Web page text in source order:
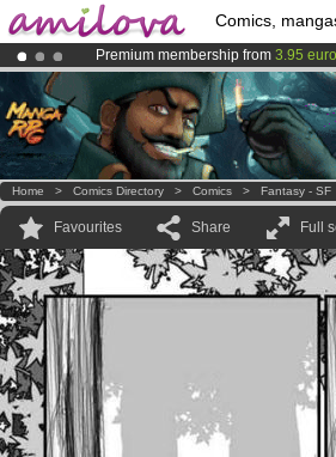
Comics,
Premium membership from 3.95
Already 100000membersand 1000
AmilovaKickstarter is now LIVE!.
Home > Comics Directory > Comics > Fantasy - SF
Favourites Share Full